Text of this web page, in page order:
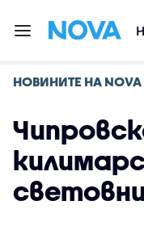
НОВИНИТЕ НА NOVA